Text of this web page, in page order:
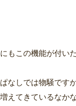
もこの機能が付い
なしでは物騒ですか
えてきているなか